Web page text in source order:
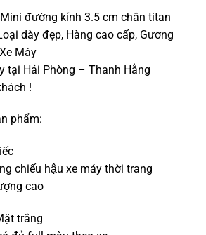
đường kính 3.5 cm chân titan
dày đẹp, Hàng cao cấp, Gương
Máy
tại Hải Phòng – Thanh Hằng
!
phẩm:
chiếu hậu xe máy thời trang
cao
trắng